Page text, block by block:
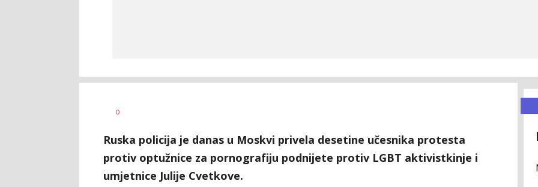
AUTORI
Ivan
Pavlović
0
Ruska policija je danas u Moskvi privela desetine učesnika protesta
protiv optužnice za pornografiju podnijete protiv LGBT aktivistkinje i
umjetnice Julije Cvetkove.